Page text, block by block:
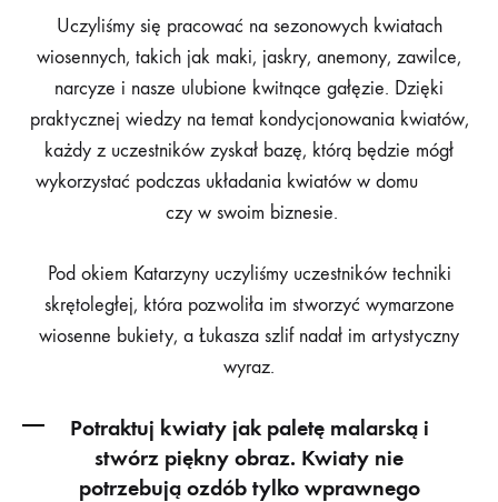
Uczyliśmy się pracować na sezonowych kwiatach
wiosennych, takich jak maki, jaskry, anemony, zawilce,
narcyze i nasze ulubione kwitnące gałęzie. Dzięki
praktycznej wiedzy na temat kondycjonowania kwiatów,
każdy z uczestników zyskał bazę, którą będzie mógł
wykorzystać podczas układania kwiatów w domu
czy w swoim biznesie.
Pod okiem Katarzyny uczyliśmy uczestników techniki
skrętoległej, która pozwoliła im stworzyć wymarzone
wiosenne bukiety, a Łukasza szlif nadał im artystyczny
wyraz.
Potraktuj kwiaty jak paletę malarską i
stwórz piękny obraz. Kwiaty nie
potrzebują ozdób tylko wprawnego